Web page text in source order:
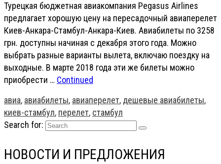
Турецкая бюджетная авиакомпания Pegasus Airlines
предлагает хорошую цену на пересадочный авиаперелет
Киев-Анкара-Стамбул-Анкара-Киев. Авиабилеты по 3258
грн. доступны начиная с декабря этого года. Можно
выбрать разные варианты вылета, включаю поездку на
выходные. В марте 2018 года эти же билеты можно
приобрести … Continued
авиа, авиабилеты, авиаперелет, дешевые авиабилеты,
киев-стамбул, перелет, стамбул
Search for:
НОВОСТИ И ПРЕДЛОЖЕНИЯ